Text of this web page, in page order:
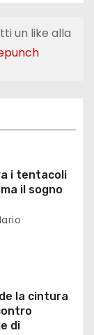
un like alla
i tentacoli
il sogno
la cintura
di